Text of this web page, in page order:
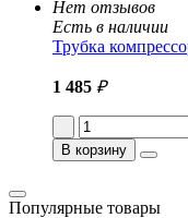
Нет отзывов
Есть в наличии
Трубка
1 485 ₽
В корзину
Популярные товары